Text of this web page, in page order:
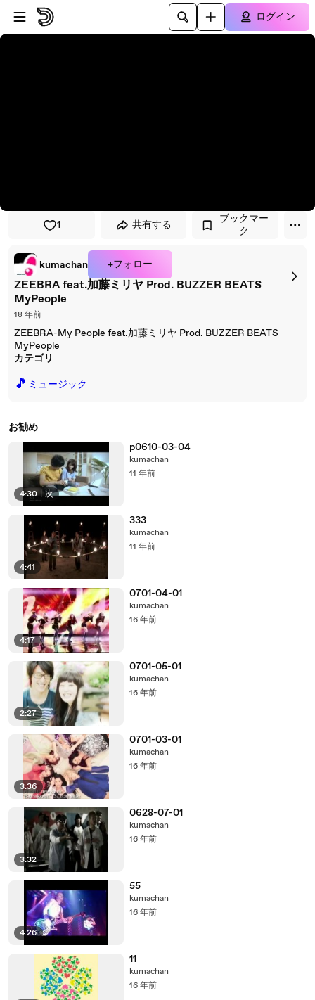
プレイヤーにスキップ
メインコンテンツにスキップ
ログイン
1 共有する
ブックマー
ク
kumachan +フォロー
ZEEBRA feat.加藤ミリヤ Prod. BUZZER BEATS
MyPeople
18 年前
ZEEBRA-My People feat.加藤ミリヤ Prod. BUZZER BEATS
MyPeople
カテゴリ
🎵 ミュージック
お勧め
4:30 | 次
p0610-03-04
kumachan
11 年前
4:41
333
kumachan
11 年前
4:17
0701-04-01
kumachan
16 年前
2:27
0701-05-01
kumachan
16 年前
3:36
0701-03-01
kumachan
16 年前
3:32
0628-07-01
kumachan
16 年前
4:26
55
kumachan
16 年前
11
kumachan
16 年前